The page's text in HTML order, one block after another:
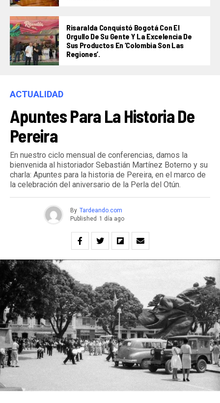
Risaralda Conquistó Bogotá Con El
Orgullo De Su Gente Y La Excelencia De
Sus Productos En ‘Colombia Son Las
Regiones’.
ACTUALIDAD
Apuntes Para La Historia De
Pereira
En nuestro ciclo mensual de conferencias, damos la
bienvenida al historiador Sebastián Martínez Boterno y su
charla: Apuntes para la historia de Pereira, en el marco de
la celebración del aniversario de la Perla del Otún.
By Tardeando.com
Published 1 día ago